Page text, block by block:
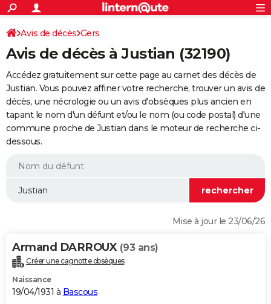
ACTUALITÉS
Politique
Société
Faits Divers
Education
Monde
Villes
+
SPORT
Coupe du monde 2026
Football
Tennis
Cyclisme
Rugby
Forum
Programme TV
TNT
Streaming
Cinéma
Sorties cinéma
Musique
+FINANCE
Retraite
Epargne
Immobilier
Risques naturels par ville
Assurance
AUTO
Essais
Réserver un essai
Citadines
Berlines
SUV
Forum auto
+
HIGH-TECH
BRICOLAGE
WEEK-END
Alimentation
Guide de la santé
Maladies
Médicaments
Sommeil
VOYAGE
Destinations
City break
Voyage nature
Voyage de noces
Forum
Climat
+PHOTO
Avis de décès Gers
Avis de décès à Justian (32190)
Accédez gratuitement sur cette page au carnet des décès de
Justian. Vous pouvez affiner votre recherche, trouver un avis de
décès, une nécrologie ou un avis d'obsèques plus ancien en
tapant le nom d'un défunt et/ou le nom (ou code postal) d'une
commune proche de Justian dans le moteur de recherche ci-
dessous.
Mise à jour le 23/06/26
Armand DARROUX (93 ans)
Créer une cagnotte obsèques
Naissance
19/04/1931 à Bascous